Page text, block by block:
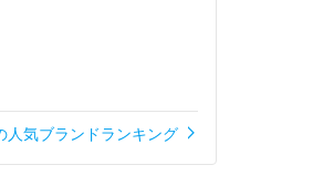
人気ブランドランキング